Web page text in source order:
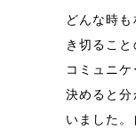
どんな時
き切るこ
コミュニ
決めると
いました